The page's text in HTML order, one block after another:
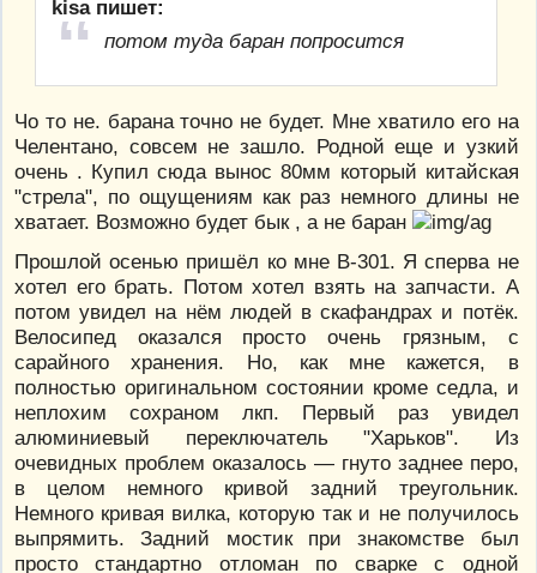
kisa пишет:
потом туда баран попросится
Чо то не. барана точно не будет. Мне хватило его на
Челентано, совсем не зашло. Родной еще и узкий
очень . Купил сюда вынос 80мм который китайская
"стрела", по ощущениям как раз немного длины не
хватает. Возможно будет бык , а не баран
Прошлой осенью пришёл ко мне В-301. Я сперва не
хотел его брать. Потом хотел взять на запчасти. А
потом увидел на нём людей в скафандрах и потёк.
Велосипед оказался просто очень грязным, с
сарайного хранения. Но, как мне кажется, в
полностью оригинальном состоянии кроме седла, и
неплохим сохраном лкп. Первый раз увидел
алюминиевый переключатель "Харьков". Из
очевидных проблем оказалось — гнуто заднее перо,
в целом немного кривой задний треугольник.
Немного кривая вилка, которую так и не получилось
выпрямить. Задний мостик при знакомстве был
просто стандартно отломан по сварке с одной